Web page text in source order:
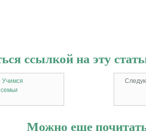
ссылкой на эту
Учимся
Можно еще